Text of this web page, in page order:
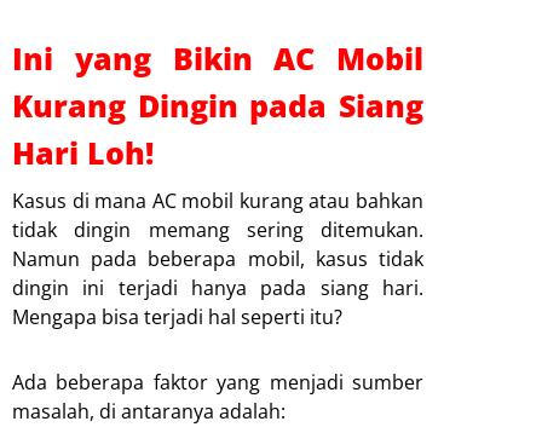
Ini yang Bikin AC Mobil
Kurang Dingin pada Siang
Hari Loh!
Kasus di mana AC mobil kurang atau bahkan
tidak dingin memang sering ditemukan.
Namun pada beberapa mobil, kasus tidak
dingin ini terjadi hanya pada siang hari.
Mengapa bisa terjadi hal seperti itu?
Ada beberapa faktor yang menjadi sumber
masalah, di antaranya adalah: